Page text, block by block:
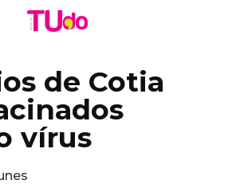
de Cotia
vírus